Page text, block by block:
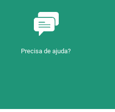
Precisa de ajuda?